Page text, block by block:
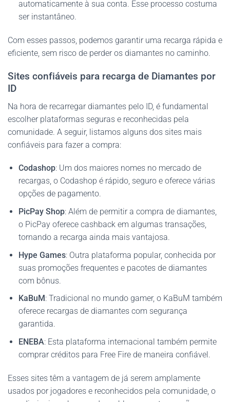
automaticamente à sua conta. Esse processo costuma
ser instantâneo.
Com esses passos, podemos garantir uma recarga rápida e
eficiente, sem risco de perder os diamantes no caminho.
Sites confiáveis para recarga de Diamantes por
ID⁩
Na hora de recarregar diamantes pelo ID, é fundamental
escolher plataformas seguras e reconhecidas pela
comunidade. A seguir, listamos alguns dos sites mais
confiáveis para fazer a compra:
Codashop: Um dos maiores nomes no mercado de
recargas, o Codashop é rápido, seguro e oferece várias
opções de pagamento.
PicPay Shop: Além de permitir a compra de diamantes,
o PicPay oferece cashback em algumas transações,
tornando a recarga ainda mais vantajosa.
Hype Games: Outra plataforma popular, conhecida por
suas promoções frequentes e pacotes de diamantes
com bônus.
KaBuM: Tradicional no mundo gamer, o KaBuM também
oferece recargas de diamantes com segurança
garantida.
ENEBA: Esta plataforma internacional também permite
comprar créditos para Free Fire de maneira confiável.
Esses sites têm a vantagem de já serem amplamente
usados por jogadores e reconhecidos pela comunidade, o